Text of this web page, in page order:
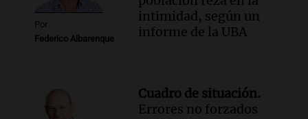
Por
Federico Albarenque
intimidad, según un
informe de la UBA
Cuadro de situación.
Errores no forzados